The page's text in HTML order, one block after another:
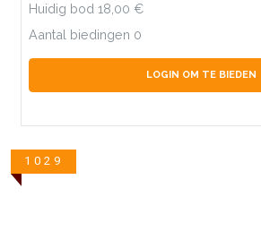
Huidig bod 18,00
Aantal biedingen 0
LOGIN OM TE BIEDEN
1029